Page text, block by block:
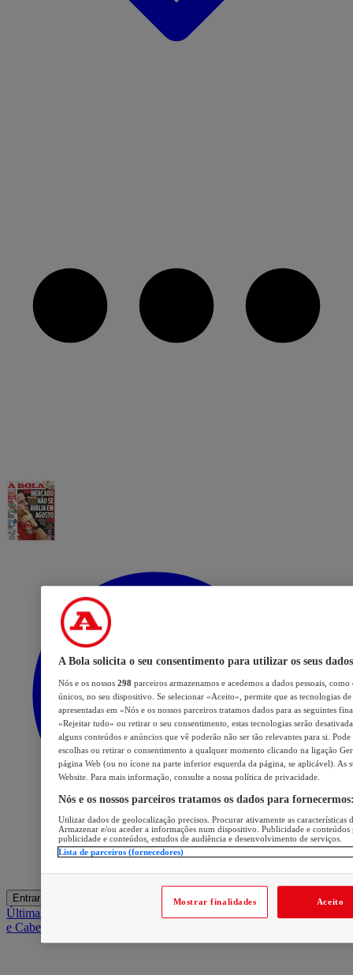
Entrar
Últimas
e Cabelo
A Bola solicita o seu consentimento para utilizar os seus
Nós e os nossos 298 parceiros armazenamos e acedemos a dados pessoais,
únicos, no seu dispositivo. Se selecionar «Aceito», permite que as tecnologias
apresentadas em «Nós e os nossos parceiros tratamos dados para as seguintes
«Rejeitar tudo» ou retirar o seu consentimento, estas tecnologias serão
alguns conteúdos e anúncios que vê poderão não ser tão relevantes para si.
escolhas ou retirar o consentimento a qualquer momento clicando na ligação
página Web (ou no ícone na parte inferior esquerda da página, se aplicável). As
Website. Para mais informação, consulte a nossa política de privacidade.
Nós e os nossos parceiros tratamos os dados para
Utilizar dados de geolocalização precisos. Procurar ativamente as
Armazenar e/ou aceder a informações num dispositivo. Publicidade e conteúdos
publicidade e conteúdos, estudos de audiência e desenvolvimento de serviços.
Lista de parceiros (fornecedores)
Mostrar finalidades Aceito